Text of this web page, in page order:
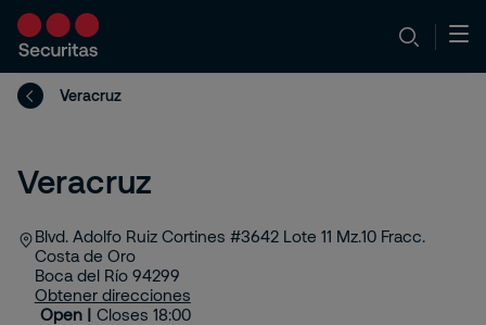
Veracruz
Veracruz
Blvd. Adolfo Ruiz Cortines #3642 Lote 11 Mz.10 Fracc.
Costa de Oro
Boca del Río 94299
Obtener direcciones
Open | Closes 18:00